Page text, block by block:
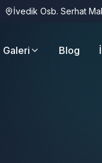
İvedik Osb. Serhat
Galeri Blog